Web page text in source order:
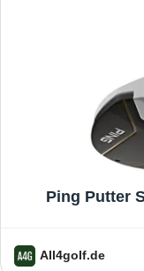
Ping Putter
All4golf.de